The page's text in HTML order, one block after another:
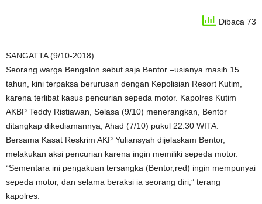
Dibaca 73
SANGATTA (9/10-2018)
Seorang warga Bengalon sebut saja Bentor –usianya masih 15
tahun, kini terpaksa berurusan dengan Kepolisian Resort Kutim,
karena terlibat kasus pencurian sepeda motor. Kapolres Kutim
AKBP Teddy Ristiawan, Selasa (9/10) menerangkan, Bentor
ditangkap dikediamannya, Ahad (7/10) pukul 22.30 WITA.
Bersama Kasat Reskrim AKP Yuliansyah dijelaskam Bentor,
melakukan aksi pencurian karena ingin memiliki sepeda motor.
“Sementara ini pengakuan tersangka (Bentor,red) ingin mempunyai
sepeda motor, dan selama beraksi ia seorang diri,” terang
kapolres.